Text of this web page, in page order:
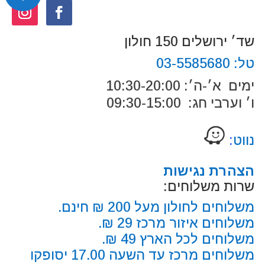
שד׳ ירושלים 150 חולון
טל: 03-5585680
ימים א׳-ה׳: 10:30-20:00
ו׳ וערבי חג: 09:30-15:00
נווט:
הצהרת נגישות
שרות משלוחים:
משלוחים לחולון מעל 200 ₪ חינם.
משלוחים איזור מרכז 29 ₪.
משלוחים לכל הארץ 49 ₪.
משלוחים מרכז עד השעה 17.00 יסופקו